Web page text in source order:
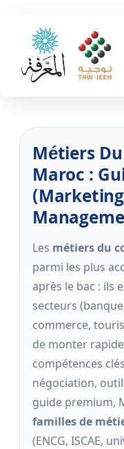
Métiers
Maroc :
Les métiers du
parmi les plus
après le bac : ils
secteurs
commerce,
de monter
compétences
négociation,
guide premium,
familles de
(ENCG, ISCAE,